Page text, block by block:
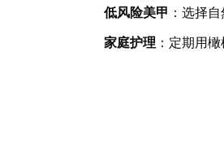
低风险美甲 ：选择
家庭护理 ：定期用